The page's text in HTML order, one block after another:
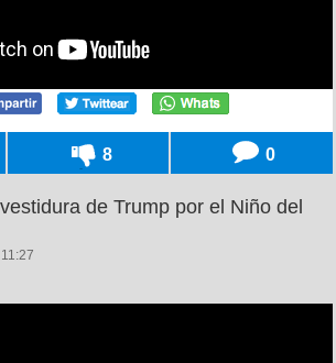
8 0
de Trump por el Niño del